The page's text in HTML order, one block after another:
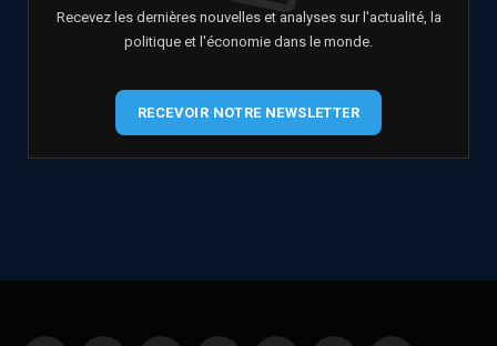
Recevez les dernières nouvelles et analyses sur l'actualité, la
politique et l'économie dans le monde.
RECEVOIR NOTRE NEWSLETTER